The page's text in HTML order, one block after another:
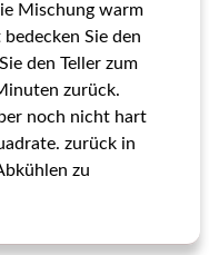
Mischung warm
Sie den
den Teller zum
zurück.
noch nicht hart
zurück in
zu